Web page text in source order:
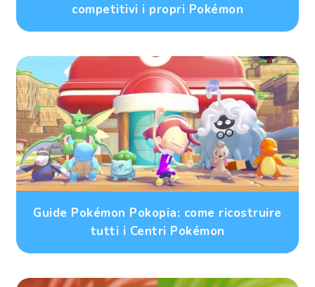
competitivi i propri Pokémon
Guide Pokémon Pokopia: come ricostruire
tutti i Centri Pokémon